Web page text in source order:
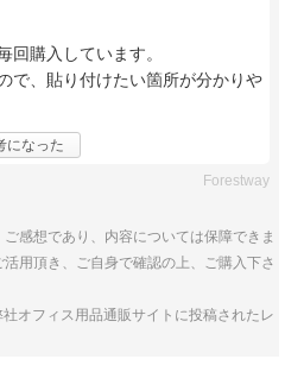
回購入しています。
で、貼り付けたい箇所が分かりや
になった
Forestway
感想であり、内容については保障できま
用頂き、ご自身で確認の上、ご購入下さ
オフィス用品通販サイトに投稿されたレ